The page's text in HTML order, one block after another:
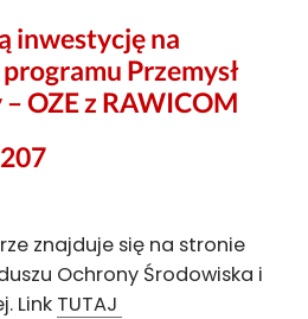
inwestycję na
Przemysł
OZE z RAWICOM
znajduje się na stronie
Ochrony Środowiska i
Link TUTAJ